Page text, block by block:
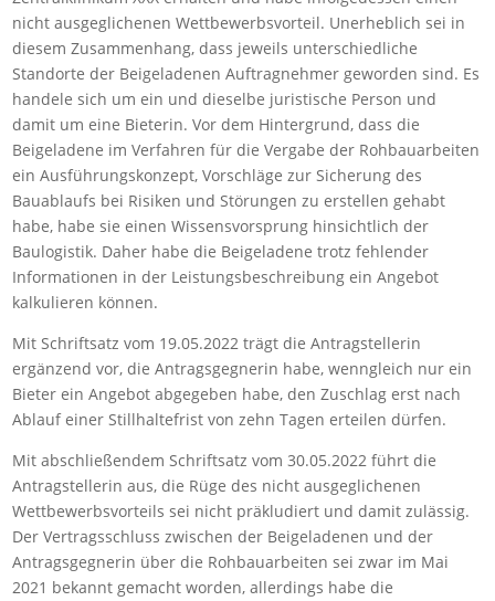
nicht ausgeglichenen Wettbewerbsvorteil. Unerheblich sei in
diesem Zusammenhang, dass jeweils unterschiedliche
Standorte der Beigeladenen Auftragnehmer geworden sind. Es
handele sich um ein und dieselbe juristische Person und
damit um eine Bieterin. Vor dem Hintergrund, dass die
Beigeladene im Verfahren für die Vergabe der Rohbauarbeiten
ein Ausführungskonzept, Vorschläge zur Sicherung des
Bauablaufs bei Risiken und Störungen zu erstellen gehabt
habe, habe sie einen Wissensvorsprung hinsichtlich der
Baulogistik. Daher habe die Beigeladene trotz fehlender
Informationen in der Leistungsbeschreibung ein Angebot
kalkulieren können.
Mit Schriftsatz vom 19.05.2022 trägt die Antragstellerin
ergänzend vor, die Antragsgegnerin habe, wenngleich nur ein
Bieter ein Angebot abgegeben habe, den Zuschlag erst nach
Ablauf einer Stillhaltefrist von zehn Tagen erteilen dürfen.
Mit abschließendem Schriftsatz vom 30.05.2022 führt die
Antragstellerin aus, die Rüge des nicht ausgeglichenen
Wettbewerbsvorteils sei nicht präkludiert und damit zulässig.
Der Vertragsschluss zwischen der Beigeladenen und der
Antragsgegnerin über die Rohbauarbeiten sei zwar im Mai
2021 bekannt gemacht worden, allerdings habe die